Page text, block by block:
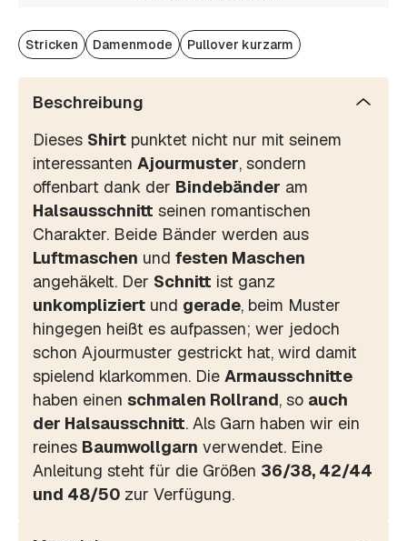
Stricken Damenmode Pullover kurzarm
Beschreibung
Dieses Shirt punktet nicht nur mit seinem
interessanten Ajourmuster, sondern
offenbart dank der Bindebänder am
Halsausschnitt seinen romantischen
Charakter. Beide Bänder werden aus
Luftmaschen und festen Maschen
angehäkelt. Der Schnitt ist ganz
unkompliziert und gerade, beim Muster
hingegen heißt es aufpassen; wer jedoch
schon Ajourmuster gestrickt hat, wird damit
spielend klarkommen. Die Armausschnitte
haben einen schmalen Rollrand, so auch
der Halsausschnitt. Als Garn haben wir ein
reines Baumwollgarn verwendet. Eine
Anleitung steht für die Größen 36/38, 42/44
und 48/50 zur Verfügung.